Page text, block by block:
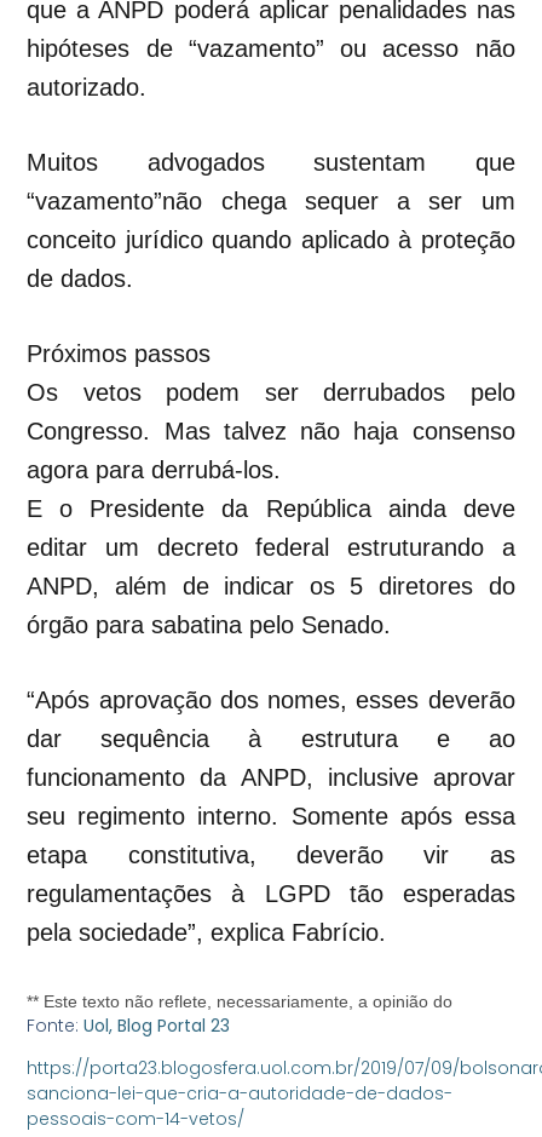
que a ANPD poderá aplicar penalidades nas
hipóteses de “vazamento” ou acesso não
autorizado.
Muitos advogados sustentam que
“vazamento”não chega sequer a ser um
conceito jurídico quando aplicado à proteção
de dados.
Próximos passos
Os vetos podem ser derrubados pelo
Congresso. Mas talvez não haja consenso
agora para derrubá-los.
E o Presidente da República ainda deve
editar um decreto federal estruturando a
ANPD, além de indicar os 5 diretores do
órgão para sabatina pelo Senado.
“Após aprovação dos nomes, esses deverão
dar sequência à estrutura e ao
funcionamento da ANPD, inclusive aprovar
seu regimento interno. Somente após essa
etapa constitutiva, deverão vir as
regulamentações à LGPD tão esperadas
pela sociedade”, explica Fabrício.
** Este texto não reflete, necessariamente, a opinião do
Fonte:Uol, Blog Portal 23
https://porta23.blogosfera.uol.com.br/2019/07/09/
sanciona-lei-que-cria-a-autoridade-de-dados-
pessoais-com-14-vetos/